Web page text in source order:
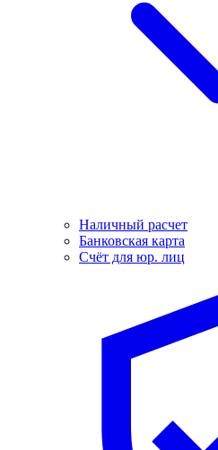
Наличный расчет
Банковская карта
Счёт для юр. лиц